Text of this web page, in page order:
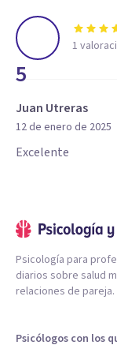
5
1
Juan Utreras
12 de enero de 2025
Excelente
Psicología para
diarios sobre salud
relaciones de pareja.
Psicólogos con los